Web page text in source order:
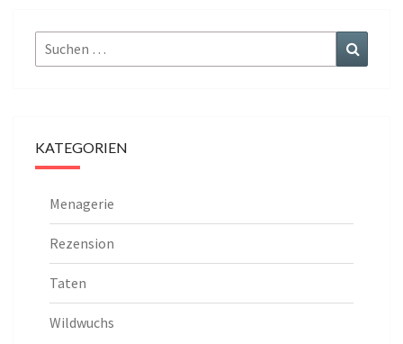
Suchen
nach:
KATEGORIEN
Menagerie
Rezension
Taten
Wildwuchs